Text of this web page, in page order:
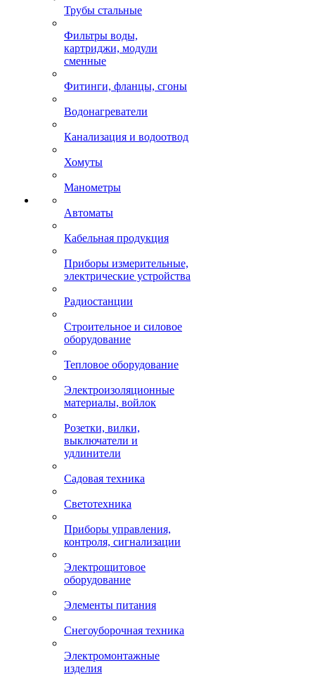
Трубы стальные
Фильтры воды,
картриджи, модули
сменные
Фитинги, фланцы, сгоны
Водонагреватели
Канализация и водоотвод
Хомуты
Манометры
Автоматы
Кабельная продукция
Приборы измерительные,
электрические устройства
Радиостанции
Строительное и силовое
оборудование
Тепловое оборудование
Электроизоляционные
материалы, войлок
Розетки, вилки,
выключатели и
удлинители
Садовая техника
Светотехника
Приборы управления,
контроля, сигнализации
Электрощитовое
оборудование
Элементы питания
Снегоуборочная техника
Электромонтажные
изделия